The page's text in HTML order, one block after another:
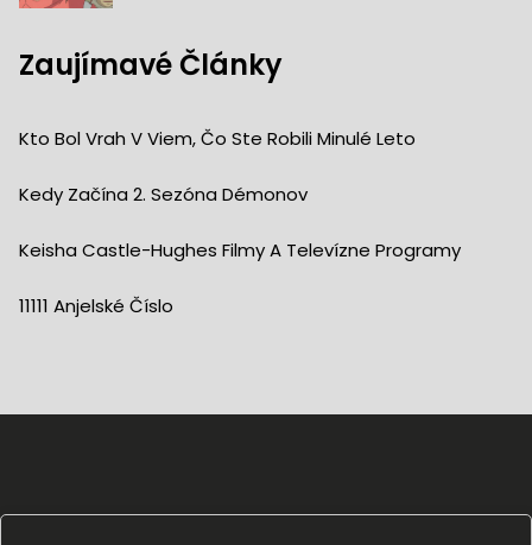
Zaujímavé Články
Kto Bol Vrah V Viem, Čo Ste Robili Minulé Leto
Kedy Začína 2. Sezóna Démonov
Keisha Castle-Hughes Filmy A Televízne Programy
11111 Anjelské Číslo